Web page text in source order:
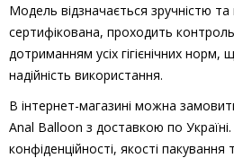
Модель відзначається зручністю та
сертифікована, проходить контроль
дотриманням усіх гігієнічних норм,
надійність використання.
В інтернет-магазині можна
Anal Balloon з доставкою по
конфіденційності, якості